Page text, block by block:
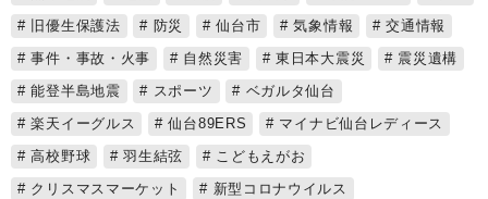
旧優生保護法
防災 仙台市 気象情報
交通情報
事件・事故・火事
自然災害 東日本大震災
震災遺構
能登半島地震
スポーツ
ベガルタ仙台
楽天イーグルス
仙台89ERS
マイナビ仙台レディース
高校野球
羽生結弦
こどもえがお
クリスマスマーケット
新型コロナウイルス